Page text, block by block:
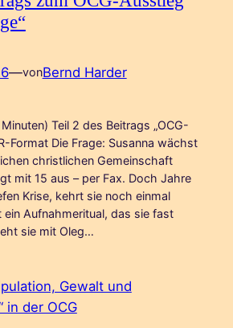
—vonBernd Harder
Teil 2 des Beitrags „OCG-
Format Die Frage: Susanna wächst
christlichen Gemeinschaft
mit 15 aus – per Fax. Doch Jahre
Krise, kehrt sie noch einmal
ein Aufnahmeritual, das sie fast
sie mit Oleg…